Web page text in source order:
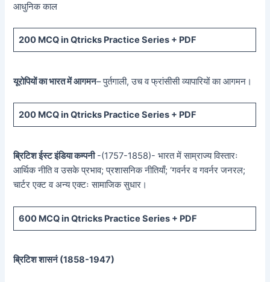
आधुनिक काल
200 MCQ in Qtricks Practice Series + PDF
यूरोपियों का भारत में आगमन– पुर्तगाली, उच व फ्रांसीसी व्यापारियों का आगमन।
200 MCQ in Qtricks Practice Series + PDF
ब्रिटिश ईस्ट इंडिया कम्पनी-(1757-1858)- भारत में साम्राज्य विस्तारः
आर्थिक नीति व उसके प्रभाव; प्रशासनिक नीतियाँ; ‘गवर्नर व गवर्नर जनरल;
चार्टर एक्ट व अन्य एक्टः सामाजिक सुधार।
600 MCQ in Qtricks Practice Series + PDF
ब्रिटिश शासनं (1858-1947)